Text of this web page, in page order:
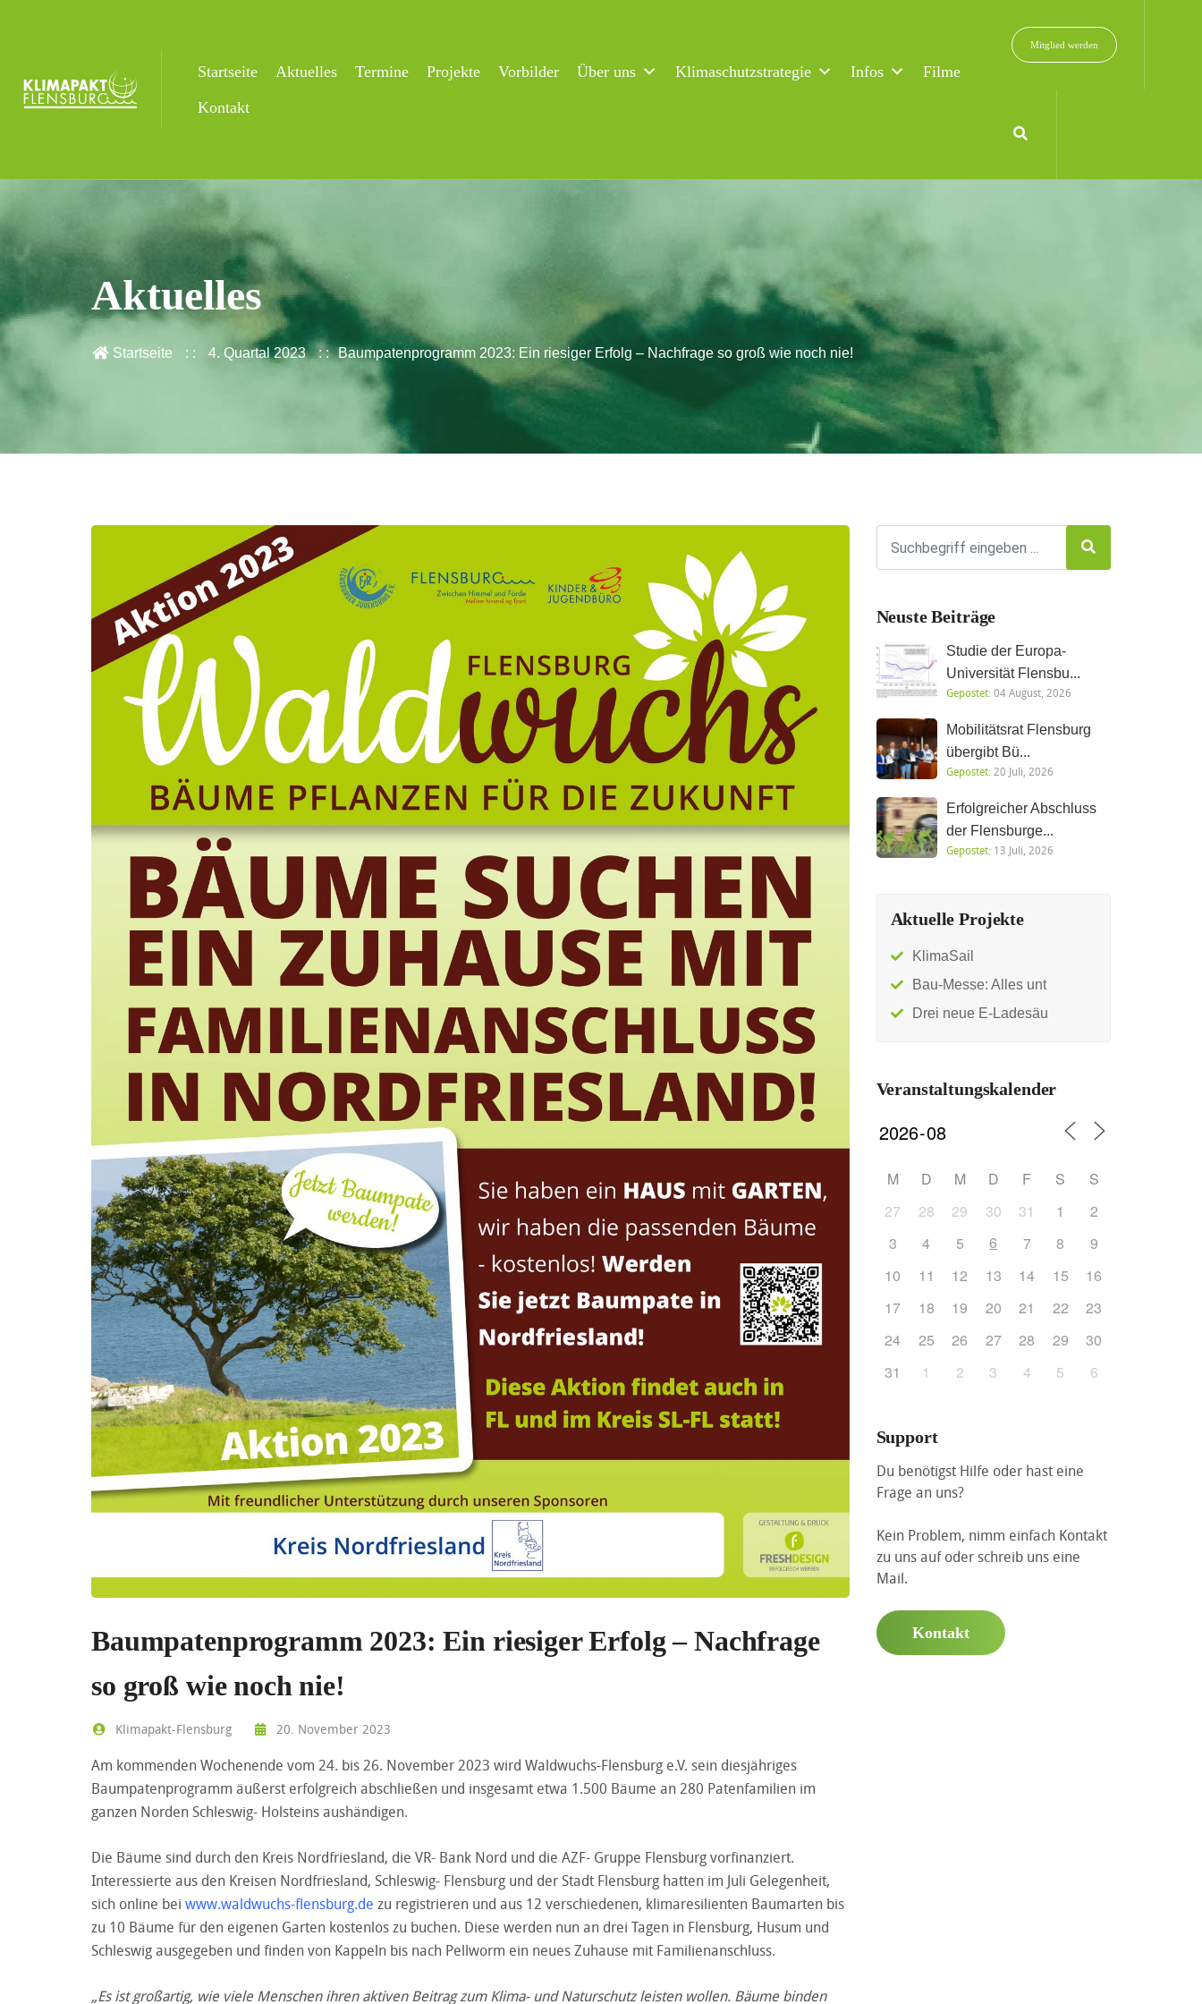
Startseite Aktuelles Termine Projekte Vorbilder Über uns Klimaschutzstrategie Infos
Filme
Kontakt
Mitglied werden
Aktuelles
Startseite 4. Quartal 2023 Baumpatenprogramm 2023: Ein riesiger Erfolg – Nachfrage so groß wie noch nie!
Baumpatenprogramm 2023: Ein riesiger Erfolg – Nachfrage
so groß wie noch nie!
Klimapakt-Flensburg 20. November 2023
Am kommenden Wochenende vom 24. bis 26. November 2023 wird Waldwuchs-Flensburg e.V. sein diesjähriges
Baumpatenprogramm äußerst erfolgreich abschließen und insgesamt etwa 1.500 Bäume an 280 Patenfamilien im
ganzen Norden Schleswig- Holsteins aushändigen.
Die Bäume sind durch den Kreis Nordfriesland, die VR- Bank Nord und die AZF- Gruppe Flensburg vorfinanziert.
Interessierte aus den Kreisen Nordfriesland, Schleswig- Flensburg und der Stadt Flensburg hatten im Juli Gelegenheit,
sich online bei www.waldwuchs-flensburg.de zu registrieren und aus 12 verschiedenen, klimaresilienten Baumarten bis
zu 10 Bäume für den eigenen Garten kostenlos zu buchen. Diese werden nun an drei Tagen in Flensburg, Husum und
Schleswig ausgegeben und finden von Kappeln bis nach Pellworm ein neues Zuhause mit Familienanschluss.
„Es ist großartig, wie viele Menschen ihren aktiven Beitrag zum Klima- und Naturschutz leisten wollen. Bäume binden
Neuste Beiträge
Studie der Europa-
Universität Flensbu...
Gepostet:04 August, 2026
Mobilitätsrat Flensburg
übergibt Bü...
Gepostet:20 Juli, 2026
Erfolgreicher Abschluss
der Flensburge...
Gepostet:13 Juli, 2026
Aktuelle Projekte
KlimaSail
Bau-Messe: Alles unt
Drei neue E-Ladesäu
Veranstaltungskalender
M D M D F S
S
27
28 29 30 31 1
2
3
4 5 6 7 8
9
10
11 12 13 14 15
16
17
18 19 20 21 22
23
24
25 26 27 28 29
30
31
1 2 3 4 5 6
Support
Du benötigst Hilfe oder hast eine
Frage an uns?
Kein Problem, nimm einfach Kontakt
zu uns auf oder schreib uns eine
Mail.
Kontakt